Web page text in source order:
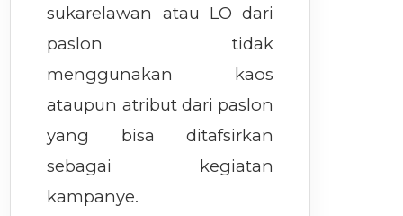
sukarelawan atau LO dari
paslon tidak
menggunakan kaos
ataupun atribut dari paslon
yang bisa ditafsirkan
sebagai kegiatan
kampanye.